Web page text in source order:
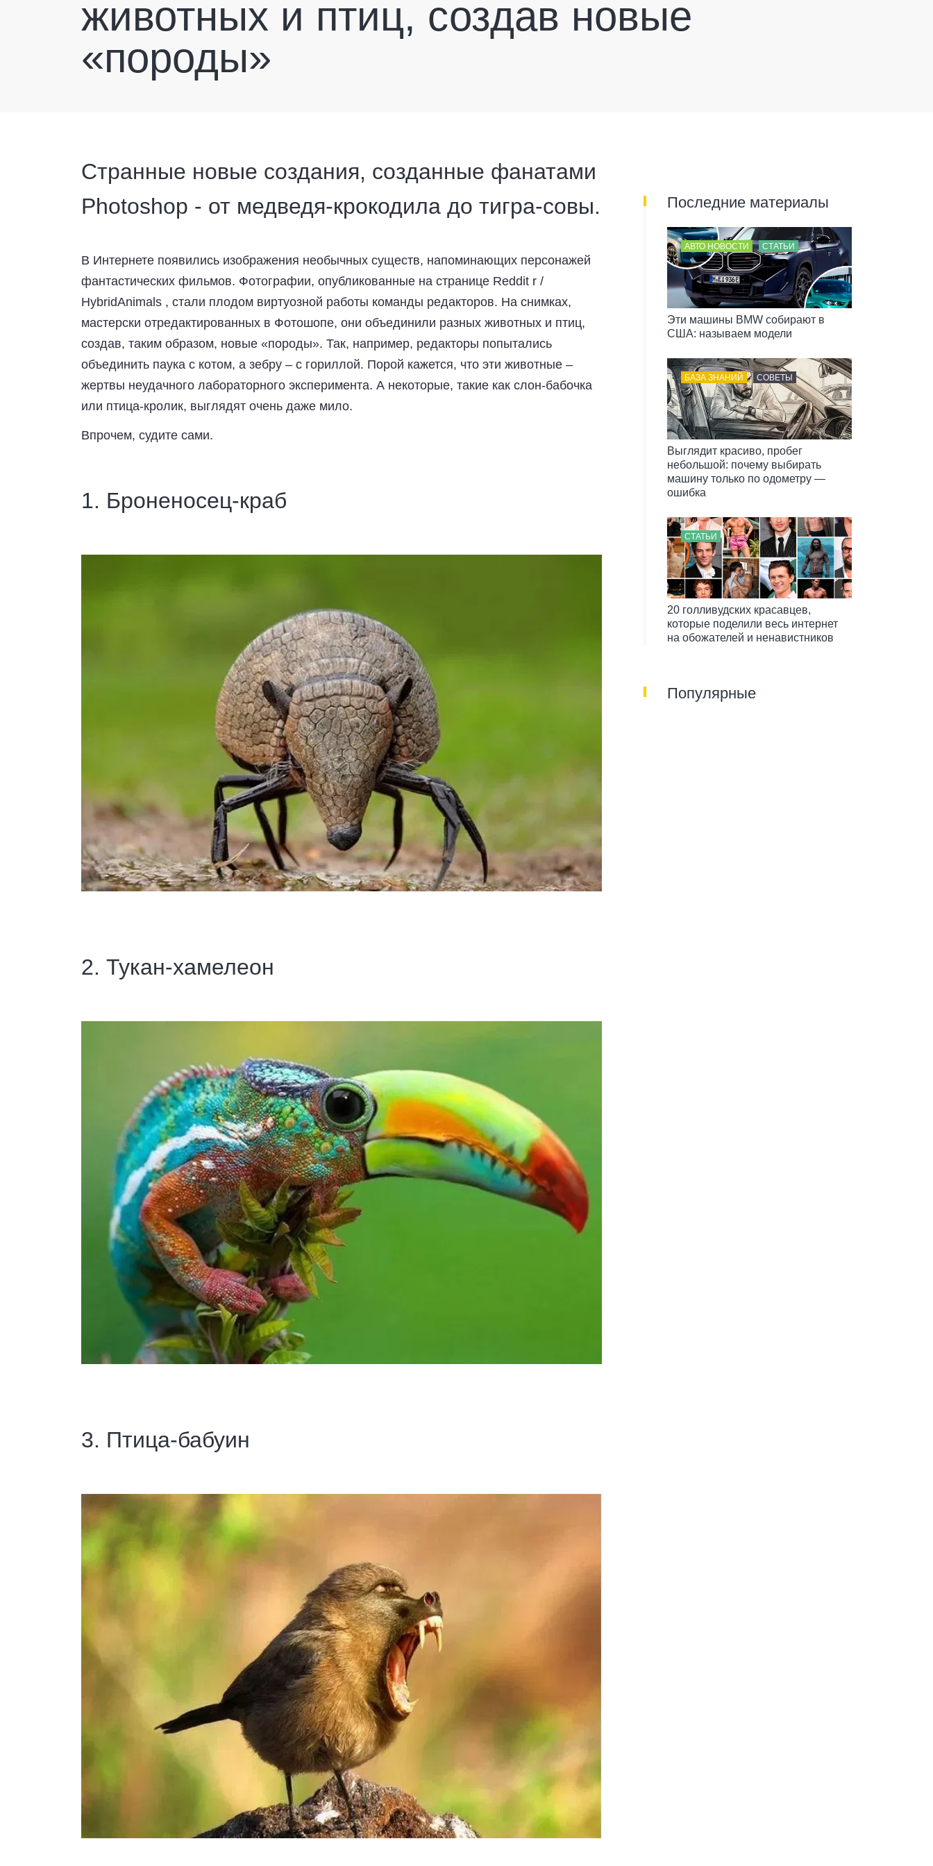
животных и птиц, создав новые
«породы»
Странные новые создания, созданные фанатами
Photoshop - от медведя-крокодила до тигра-совы.
В Интернете появились изображения необычных существ, напоминающих персонажей
фантастических фильмов. Фотографии, опубликованные на странице Reddit r /
HybridAnimals , стали плодом виртуозной работы команды редакторов. На снимках,
мастерски отредактированных в Фотошопе, они объединили разных животных и птиц,
создав, таким образом, новые «породы». Так, например, редакторы попытались
объединить паука с котом, а зебру – с гориллой. Порой кажется, что эти животные –
жертвы неудачного лабораторного эксперимента. А некоторые, такие как слон-бабочка
или птица-кролик, выглядят очень даже мило.
Впрочем, судите сами.
1. Броненосец-краб
2. Тукан-хамелеон
3. Птица-бабуин
Последние материалы
АВТО НОВОСТИ СТАТЬИ
Эти машины BMW собирают в
США: называем модели
БАЗА ЗНАНИЙ СОВЕТЫ
Выглядит красиво, пробег
небольшой: почему выбирать
машину только по одометру —
ошибка
СТАТЬИ
20 голливудских красавцев,
которые поделили весь интернет
на обожателей и ненавистников
Популярные